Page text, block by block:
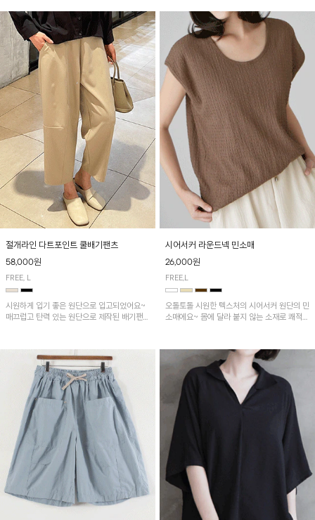
성을 더했어요~
절개라인 다트포인트 쿨배기팬츠
58,000원
FREE, L
시원하게 입기 좋은 원단으로 입고되었어요~
매끄럽고 탄력 있는 원단으로 제작된 배기팬츠
시어서커 라운드넥 민소매
26,000원
FREE,L
오돌토돌 시원한 텍스처의 시어서커 원단의 민
소매에요~ 몸에 달라 붙지 않는 소재로 쾌적하